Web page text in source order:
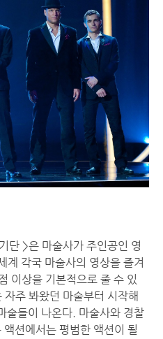
단 >은 마술사가 주인공인 영
계 각국 마술사의 영상을 즐겨
이상을 기본적으로 줄 수 있
주 봐왔던 마술부터 시작해
술들이 나온다. 마술사와 경찰
션에서는 평범한 액션이 될